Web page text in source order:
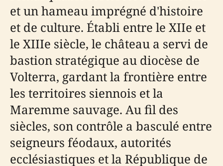
et un hameau imprégné d'histoire
et de culture. Établi entre le XIIe et
le XIIIe siècle, le château a servi de
bastion stratégique au diocèse de
Volterra, gardant la frontière entre
les territoires siennois et la
Maremme sauvage. Au fil des
siècles, son contrôle a basculé entre
seigneurs féodaux, autorités
ecclésiastiques et la République de